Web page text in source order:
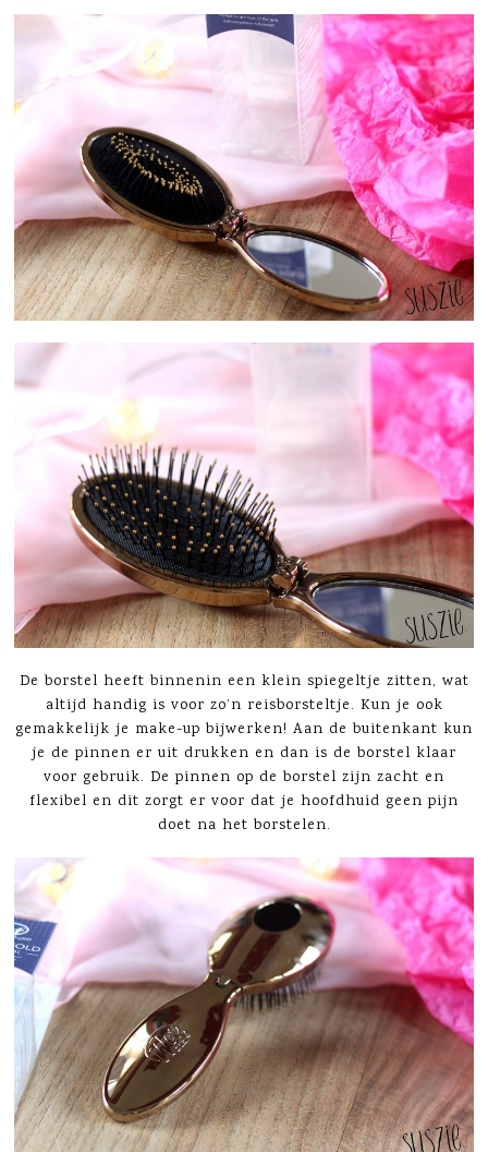
De borstel heeft binnenin een klein spiegeltje zitten, wat
altijd handig is voor zo’n reisborsteltje. Kun je ook
gemakkelijk je make-up bijwerken! Aan de buitenkant kun
je de pinnen er uit drukken en dan is de borstel klaar
voor gebruik. De pinnen op de borstel zijn zacht en
flexibel en dit zorgt er voor dat je hoofdhuid geen pijn
doet na het borstelen.